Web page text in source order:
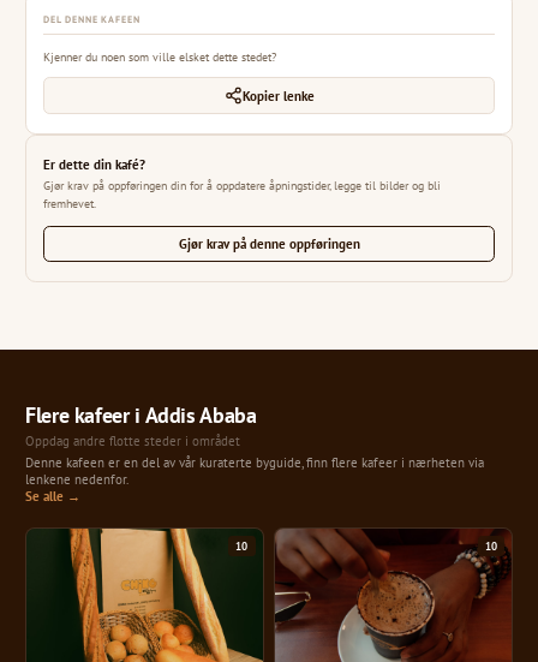
DEL DENNE KAFEEN
Kjenner du noen som ville elsket dette stedet?
Kopier lenke
Er dette din kafé?
Gjør krav på oppføringen din for å oppdatere åpningstider, legge til bilder og bli
fremhevet.
Gjør krav på denne oppføringen
Flere kafeer i Addis Ababa
Oppdag andre flotte steder i området
Denne kafeen er en del av vår kuraterte byguide, finn flere kafeer i nærheten via
lenkene nedenfor.
Se alle →
10 10